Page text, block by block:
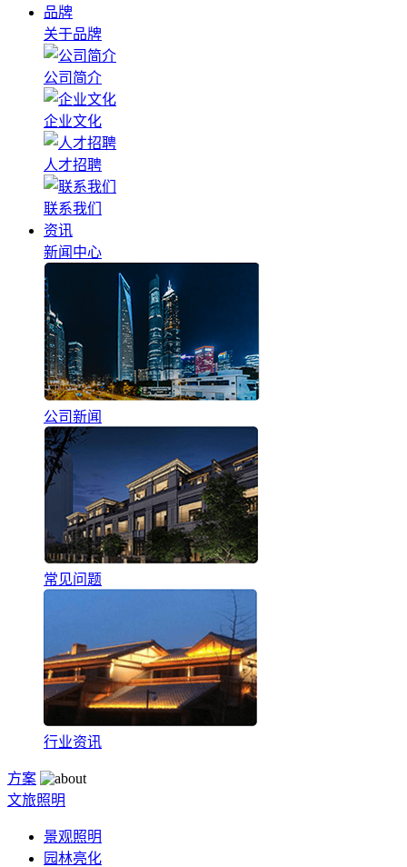
品牌
关于品牌
公司简介
企业文化
人才招聘
联系我们
资讯
新闻中心
公司新闻
常见问题
行业资讯
方案
文旅照明
景观照明
园林亮化